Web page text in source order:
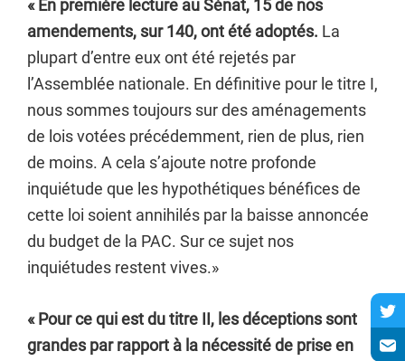
« En première lecture au Sénat, 15 de nos
amendements, sur 140, ont été adoptés. La
plupart d’entre eux ont été rejetés par
l’Assemblée nationale. En définitive pour le titre I,
nous sommes toujours sur des aménagements
de lois votées précédemment, rien de plus, rien
de moins. A cela s’ajoute notre profonde
inquiétude que les hypothétiques bénéfices de
cette loi soient annihilés par la baisse annoncée
du budget de la PAC. Sur ce sujet nos
inquiétudes restent vives.»
« Pour ce qui est du titre II, les déceptions sont
grandes par rapport à la nécessité de prise en